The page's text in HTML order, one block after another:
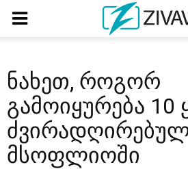
ნახეთ, როგორ
გამოიყურება 10
მსოფლიოში